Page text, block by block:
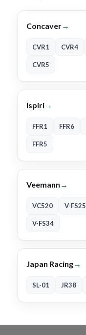
Concaver→
CVR1 CVR4
CVR5
Ispiri→
FFR1 FFR6
FFR5
Veemann →
VC520 V-FS25
V-FS34
Japan Racing→
SL-01 JR38